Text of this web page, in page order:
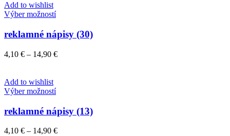
vybrať
na
stránke
produktu.
Add to wishlist
Výber možnostíTento
má
viacero
variantov.
Možnosti
vybrať
na
stránke
produktu.
reklamné nápisy (30)
4,10 € – 14,90 €Price
Add to wishlist
Výber možnostíTento
má
viacero
variantov.
reklamné nápisy (13)
4,10 € – 14,90 €Price